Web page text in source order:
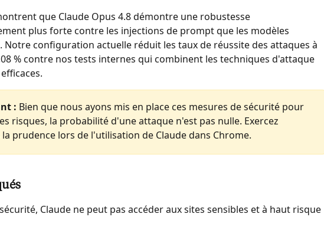
que Claude Opus 4.8 démontre une robustesse
plus forte contre les injections de prompt que les modèles
Notre configuration actuelle réduit les taux de réussite des attaques à
% contre nos tests internes qui combinent les techniques d'attaque
: Bien que nous ayons mis en place ces mesures de sécurité pour
risques, la probabilité d'une attaque n'est pas nulle. Exercez
prudence lors de l'utilisation de Claude dans Chrome.
Claude ne peut pas accéder aux sites sensibles et à haut risque